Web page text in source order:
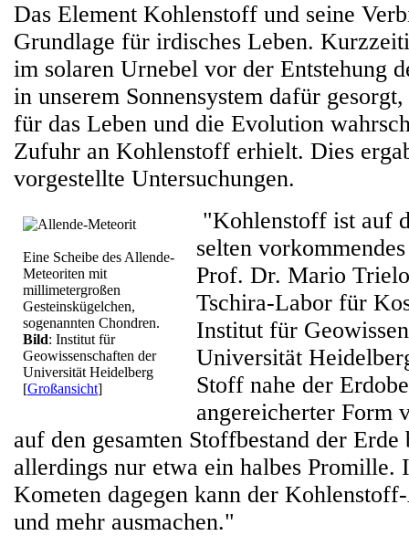
Das Element Kohlenstoff und seine
Grundlage für irdisches Leben.
im solaren Urnebel vor der Entstehung
in unserem Sonnensystem dafür
für das Leben und die Evolution
Zufuhr an Kohlenstoff erhielt. Dies
vorgestellte Untersuchungen.
Eine Scheibe des Allende-
Meteoriten mit
millimetergroßen
Gesteinskügelchen,
sogenannten Chondren.
Bild: Institut für
Geowissenschaften der
Universität Heidelberg
[Großansicht]
"Kohlenstoff ist auf
selten
Prof. Dr. Mario
Tschira-Labor für
Institut für
Universität
Stoff nahe der
angereicherter Form
auf den gesamten Stoffbestand der
allerdings nur etwa ein halbes Promille.
Kometen dagegen kann der
und mehr ausmachen."